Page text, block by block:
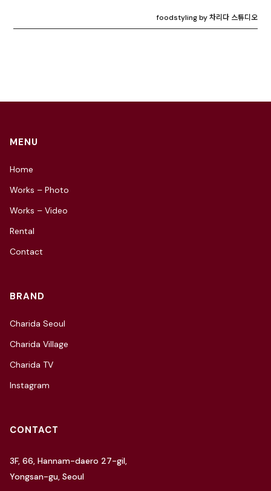
foodstyling by 차리다 스튜디오
MENU
Home
Works – Photo
Works – Video
Rental
Contact
BRAND
Charida Seoul
Charida Village
Charida TV
Instagram
CONTACT
3F, 66, Hannam-daero 27-gil,
Yongsan-gu, Seoul